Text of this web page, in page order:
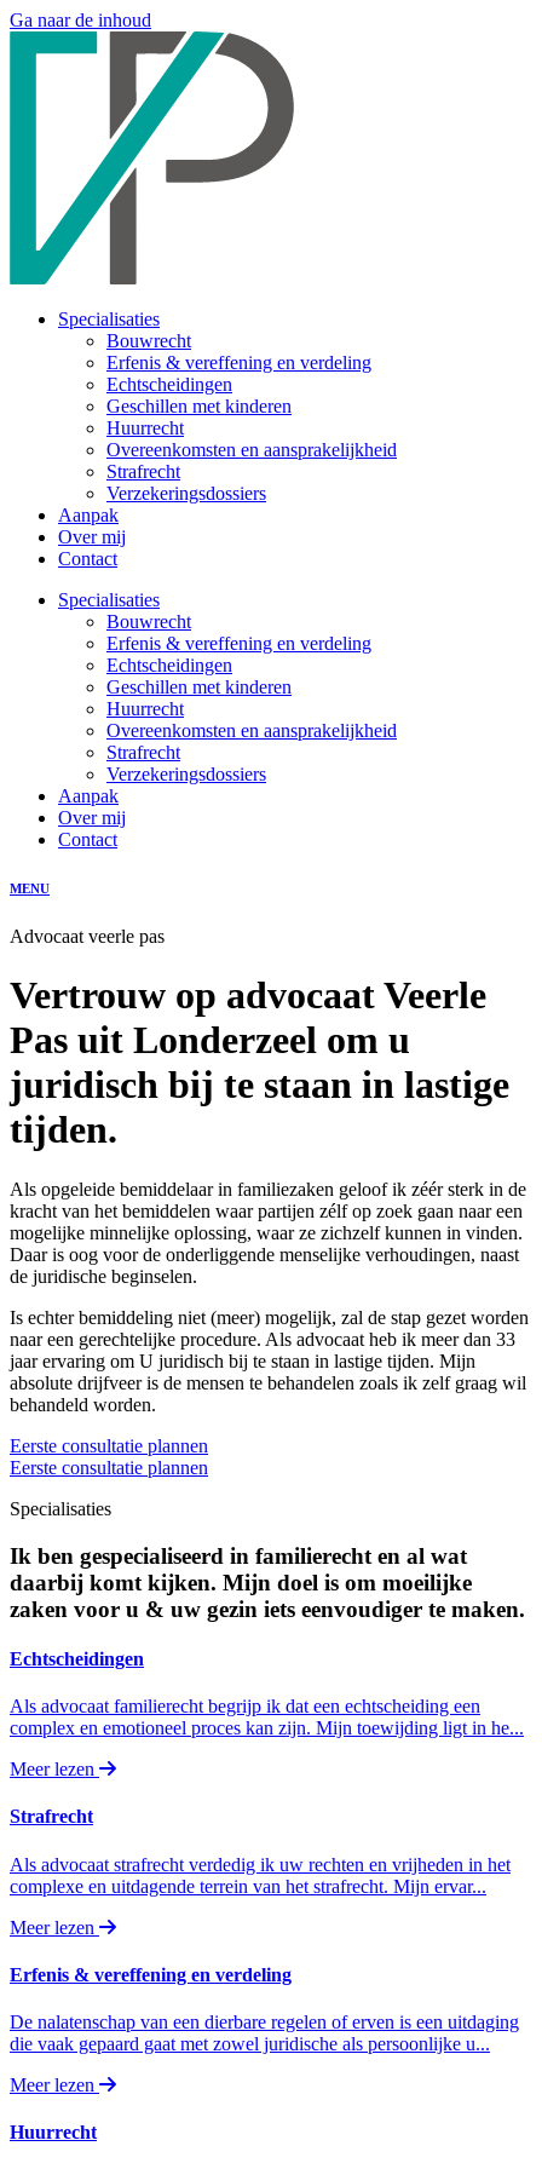
Ga naar de inhoud
Specialisaties
Bouwrecht
Erfenis & vereffening en verdeling
Echtscheidingen
Geschillen met kinderen
Huurrecht
Overeenkomsten en aansprakelijkheid
Strafrecht
Verzekeringsdossiers
Aanpak
Over mij
Contact
Specialisaties
Bouwrecht
Erfenis & vereffening en verdeling
Echtscheidingen
Geschillen met kinderen
Huurrecht
Overeenkomsten en aansprakelijkheid
Strafrecht
Verzekeringsdossiers
Aanpak
Over mij
Contact
MENU
Advocaat veerle pas
Vertrouw op advocaat Veerle
Pas uit Londerzeel om u
juridisch bij te staan in lastige
tijden.
Als opgeleide bemiddelaar in familiezaken geloof ik zéér sterk in de
kracht van het bemiddelen waar partijen zélf op zoek gaan naar een
mogelijke minnelijke oplossing, waar ze zichzelf kunnen in vinden.
Daar is oog voor de onderliggende menselijke verhoudingen, naast
de juridische beginselen.
Is echter bemiddeling niet (meer) mogelijk, zal de stap gezet worden
naar een gerechtelijke procedure. Als advocaat heb ik meer dan 33
jaar ervaring om U juridisch bij te staan in lastige tijden. Mijn
absolute drijfveer is de mensen te behandelen zoals ik zelf graag wil
behandeld worden.
Eerste consultatie plannen
Eerste consultatie plannen
Specialisaties
Ik ben gespecialiseerd in familierecht en al wat
daarbij komt kijken. Mijn doel is om moeilijke
zaken voor u & uw gezin iets eenvoudiger te maken.
Echtscheidingen
Als advocaat familierecht begrijp ik dat een echtscheiding een
complex en emotioneel proces kan zijn. Mijn toewijding ligt in he...
Meer lezen
Strafrecht
Als advocaat strafrecht verdedig ik uw rechten en vrijheden in het
complexe en uitdagende terrein van het strafrecht. Mijn ervar...
Meer lezen
Erfenis & vereffening en verdeling
De nalatenschap van een dierbare regelen of erven is een uitdaging
die vaak gepaard gaat met zowel juridische als persoonlijke u...
Meer lezen
Huurrecht